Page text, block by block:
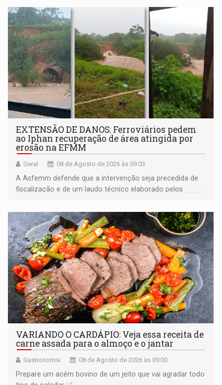
EXTENSÃO DE DANOS: Ferroviários pedem
ao Iphan recuperação de área atingida por
erosão na EFMM
Geral 08 de Agosto de 2026 às 09:03
A Asfemm defende que a intervenção seja precedida de
fiscalização e de um laudo técnico elaborado pelos
VARIANDO O CARDÁPIO: Veja essa receita de
carne assada para o almoço e o jantar
Gastronomia 08 de Agosto de 2026 às 09:00
Prepare um acém bovino de um jeito que vai agradar todo